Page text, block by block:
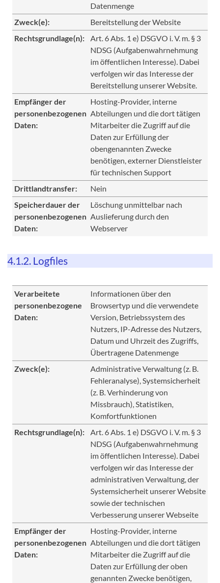
Datenmenge
Zweck(e):
Bereitstellung der Website
Rechtsgrundlage(n):
Art. 6 Abs. 1 e) DSGVO i. V. m. § 3
NDSG (Aufgabenwahrnehmung
im öffentlichen Interesse). Dabei
verfolgen wir das Interesse der
Bereitstellung unserer Website.
Empfänger der
personenbezogenen
Daten:
Hosting-Provider, interne
Abteilungen und die dort tätigen
Mitarbeiter die Zugriff auf die
Daten zur Erfüllung der
obengenannten Zwecke
benötigen, externer Dienstleister
für technischen Support
Drittlandtransfer:
Nein
Speicherdauer der
personenbezogenen
Daten:
Löschung unmittelbar nach
Auslieferung durch den
Webserver
4.1.2. Logfiles
Verarbeitete
personenbezogene
Daten:
Informationen über den
Browsertyp und die verwendete
Version, Betriebssystem des
Nutzers, IP-Adresse des Nutzers,
Datum und Uhrzeit des Zugriffs,
Übertragene Datenmenge
Zweck(e):
Administrative Verwaltung (z. B.
Fehleranalyse), Systemsicherheit
(z. B. Verhinderung von
Missbrauch), Statistiken,
Komfortfunktionen
Rechtsgrundlage(n):
Art. 6 Abs. 1 e) DSGVO i. V. m. § 3
NDSG (Aufgabenwahrnehmung
im öffentlichen Interesse). Dabei
verfolgen wir das Interesse der
administrativen Verwaltung, der
Systemsicherheit unserer Website
sowie der technischen
Verbesserung unserer Webseite
Empfänger der
personenbezogenen
Daten:
Hosting-Provider, interne
Abteilungen und die dort tätigen
Mitarbeiter die Zugriff auf die
Daten zur Erfüllung der oben
genannten Zwecke benötigen,